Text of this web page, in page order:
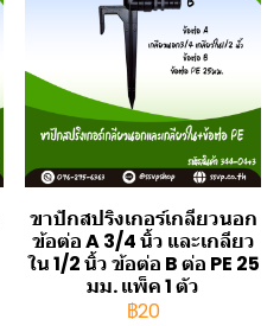
ขาปักสปริงเกอร์เกลียวนอก
ข้อต่อ A 3/4 นิ้ว และเกลียว
ใน 1/2 นิ้ว ข้อต่อ B ต่อ PE 25
มม. แพ็ค 1 ตัว
฿20